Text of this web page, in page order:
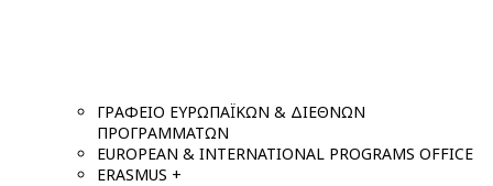
ΓΡΑΦΕΙΟ ΕΥΡΩΠΑΪΚΩΝ & ΔΙΕΘΝΩΝ
ΠΡΟΓΡΑΜΜΑΤΩΝ
EUROPEAN & INTERNATIONAL PROGRAMS OFFICE
ERASMUS +